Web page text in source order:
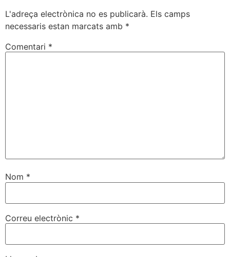
L'adreça electrònica no es publicarà. Els camps
necessaris estan marcats amb *
Comentari *
Nom *
Correu electrònic *